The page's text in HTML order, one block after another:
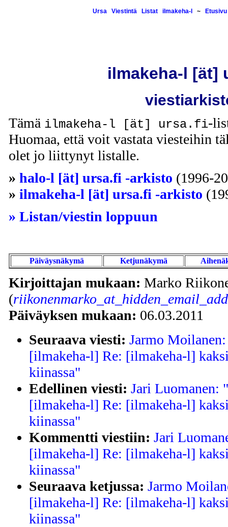
Ursa Viestintä Listat ilmakeha-l ~ Etusivu
ilmakeha-l [ät]
Tämä ilmakeha-l [ät] ursa.fi-
Huomaa, että voit vastata viesteihin
olet jo liittynyt listalle.
» halo-l [ät] ursa.fi -arkisto (1996-
» ilmakeha-l [ät] ursa.fi -arkisto
» Listan/viestin loppuun
Päiväysnäkymä Ketjunäkymä
Kirjoittajan mukaan: Marko
(
Päiväyksen mukaan: 06.03.2011
Seuraava viesti: Jarmo
[ilmakeha-l] Re: [ilmakeha-l]
kiinassa"
Edellinen viesti: Jari Luomanen:
[ilmakeha-l] Re: [ilmakeha-l]
kiinassa"
Kommentti viestiin: Jari
[ilmakeha-l] Re: [ilmakeha-l]
kiinassa"
Seuraava ketjussa: Jarmo
[ilmakeha-l] Re: [ilmakeha-l]
kiinassa"